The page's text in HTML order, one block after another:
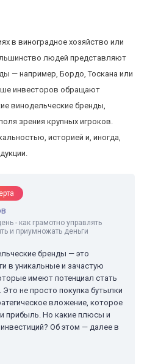
в виноградное хозяйство или
людей представляют
— например, Бордо, Тоскана или
инвесторов обращают
винодельческие бренды,
зрения крупных игроков.
историей и, иногда,
- как грамотно управлять
и приумножать деньги
бренды — это
в уникальные и зачастую
имеют потенциал стать
не просто покупка бутылки
вложение, которое
прибыль. Но какие плюсы и
Об этом — далее в